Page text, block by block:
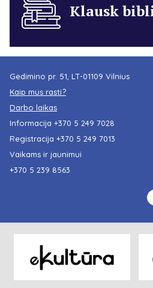
Klausk
Gedimino pr. 51, LT-01109 Vilnius
Kaip mus rasti?
Darbo laikas
Informacija +370 5 249 7028
Registracija +370 5 249 7013
Vaikams ir jaunimui
+370 5 239 8563